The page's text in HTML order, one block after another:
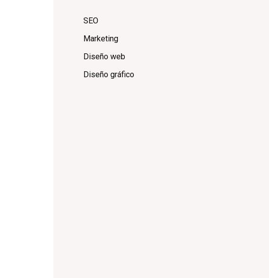
SEO
Marketing
Diseño web
Diseño gráfico